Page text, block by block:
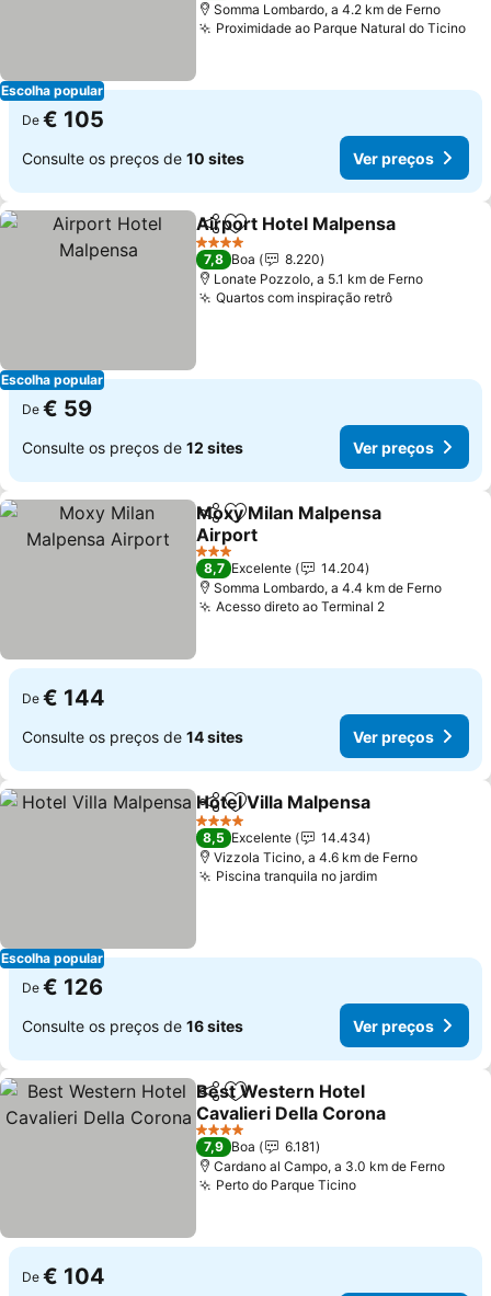
Escolha popular
Somma Lombardo, a 4.2 km de Ferno
Proximidade ao Parque Natural do Ticino
De € 105
Consulte os preços de 10 sites Ver preços
Escolha popular
PartilharAdicionar aos favoritos
Airport Hotel Malpensa
4 Estrelas
7,8 Boa
8.220
Lonate Pozzolo, a 5.1 km de Ferno
Quartos com inspiração retrôVer preços
De € 59
Consulte os preços de 12 sites Ver preços
PartilharAdicionar aos favoritos
Moxy Milan Malpensa
Airport
Ver preços
3 Estrelas
8,7 Excelente
14.204
Somma Lombardo, a 4.4 km de Ferno
Acesso direto ao Terminal 2Ver preços
De € 144
Consulte os preços de 14 sites Ver preços
Escolha popular
PartilharAdicionar aos favoritos
Hotel Villa Malpensa
4 Estrelas
8,5 Excelente
14.434
Vizzola Ticino, a 4.6 km de Ferno
Piscina tranquila no jardimVer preços
De € 126
Consulte os preços de 16 sites Ver preços
PartilharAdicionar aos favoritos
Best Western Hotel
Cavalieri Della Corona
Ver preços
4 Estrelas
7,9 Boa
6.181
Cardano al Campo, a 3.0 km de Ferno
Perto do Parque TicinoVer preços
De € 104